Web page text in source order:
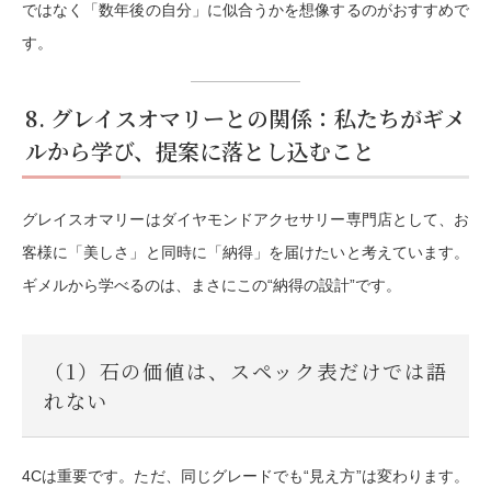
ではなく「数年後の自分」に似合うかを想像するのがおすすめで
す。
8. グレイスオマリーとの関係：私たちがギメ
ルから学び、提案に落とし込むこと
グレイスオマリーはダイヤモンドアクセサリー専門店として、お
客様に「美しさ」と同時に「納得」を届けたいと考えています。
ギメルから学べるのは、まさにこの“納得の設計”です。
（1）石の価値は、スペック表だけでは語
れない
4Cは重要です。ただ、同じグレードでも“見え方”は変わります。